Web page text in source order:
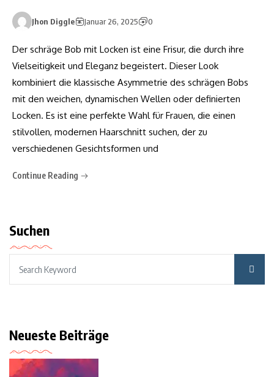
Jhon Diggle Januar 26, 2025 0
Der schräge Bob mit Locken ist eine Frisur, die durch ihre
Vielseitigkeit und Eleganz begeistert. Dieser Look
kombiniert die klassische Asymmetrie des schrägen Bobs
mit den weichen, dynamischen Wellen oder definierten
Locken. Es ist eine perfekte Wahl für Frauen, die einen
stilvollen, modernen Haarschnitt suchen, der zu
verschiedenen Gesichtsformen und
Continue Reading
Suchen
Neueste Beiträge